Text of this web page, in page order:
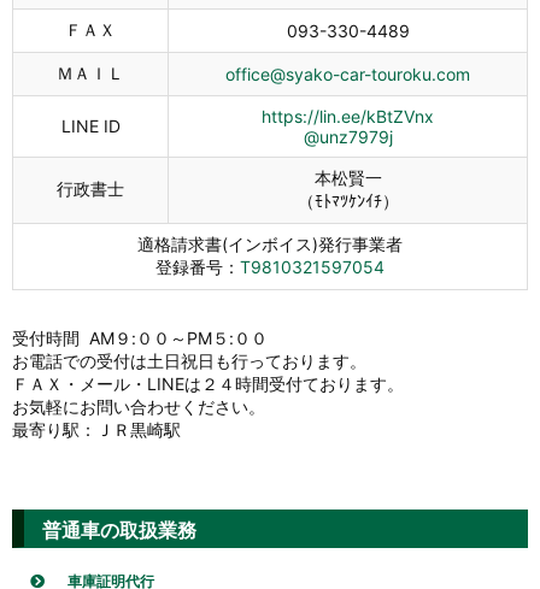
ＦＡＸ 093-330-4489
ＭＡＩＬ office@syako-car-touroku.com
LINE ID
https://lin.ee/kBtZVnx
@unz7979j
行政書士
本松賢一
（ﾓﾄﾏﾂｹﾝｲﾁ）
適格請求書(インボイス)発行事業者
登録番号： T9810321597054
受付時間 AM９:００～PM５:００
お電話での受付は土日祝日も行っております。
ＦＡＸ・メール・LINEは２４時間受付ております。
お気軽にお問い合わせください。
最寄り駅：ＪＲ黒崎駅
普通車の取扱業務
車庫証明代行